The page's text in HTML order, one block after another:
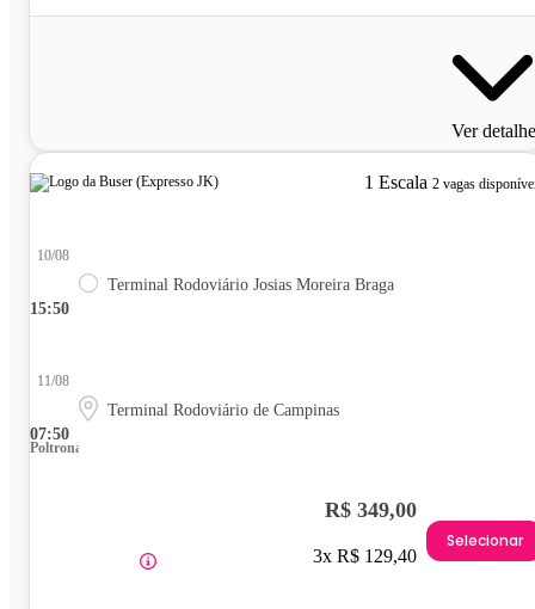
Ver
1 Escala 2 vagas
15:50
10/08
Terminal Rodoviário Josias Moreira Braga
07:50
11/08
Terminal Rodoviário de Campinas
Poltrona
R$ 349,00
3x R$ 129,40
Selecionar